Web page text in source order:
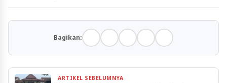
Bagikan:
ARTIKEL SEBELUMNYA